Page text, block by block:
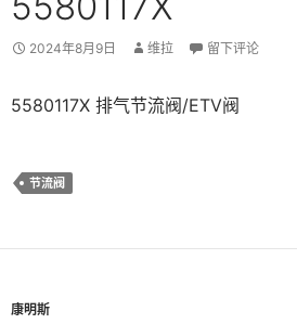
2024年8月9日 维拉 留下评论
5580117X 排气节流阀/ETV阀
节流阀
康明斯